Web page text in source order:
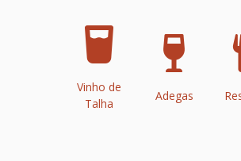
Vinho de
Talha
Adegas